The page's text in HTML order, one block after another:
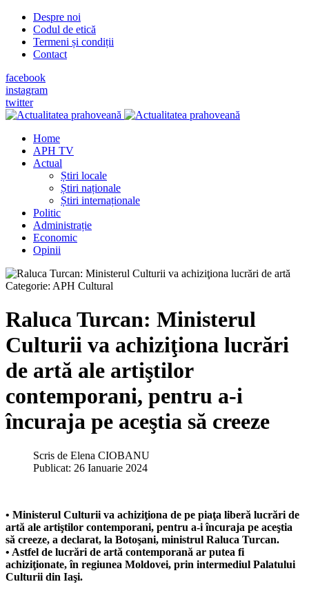
Despre noi
Codul de etică
Termeni și condiții
Contact
facebook
instagram
twitter
Home
APH TV
Actual
Știri locale
Știri naționale
Știri internaționale
Politic
Administrație
Economic
Opinii
Categorie: APH Cultural
Raluca Turcan: Ministerul
Culturii va achiziţiona lucrări
de artă ale artiştilor
contemporani, pentru a-i
încuraja pe aceştia să creeze
Scris de Elena CIOBANU
Publicat: 26 Ianuarie 2024
• Ministerul Culturii va achiziţiona de pe piaţa liberă lucrări de
artă ale artiştilor contemporani, pentru a-i încuraja pe aceştia
să creeze, a declarat, la Botoşani, ministrul Raluca Turcan.
• Astfel de lucrări de artă contemporană ar putea fi
achiziţionate, în regiunea Moldovei, prin intermediul Palatului
Culturii din Iaşi.